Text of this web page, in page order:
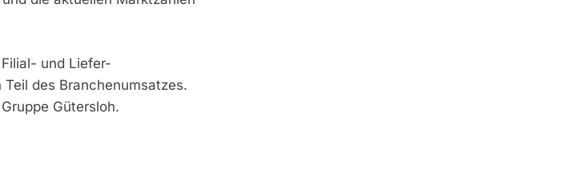
und Liefer-
des Branchenumsatzes.
Gütersloh.